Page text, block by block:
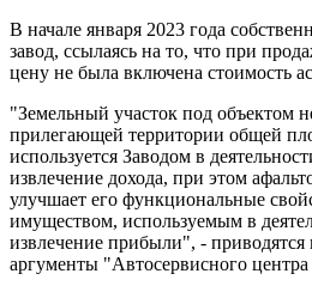
В начале января 2023 года
завод, ссылаясь на то, что при
цену не была включена стоимость
"Земельный участок под объектом
прилегающей территории общей
используется Заводом в
извлечение дохода, при этом
улучшает его функциональные
имуществом, используемым в
извлечение прибыли", - приводятся
аргументы "Автосервисного